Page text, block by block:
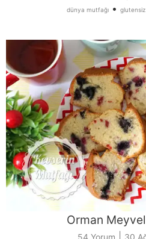
dünya mutfağı• glutensiz
Orman